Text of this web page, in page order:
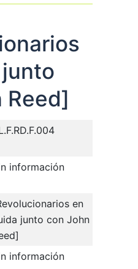
Reed]
información
en
junto con John
información